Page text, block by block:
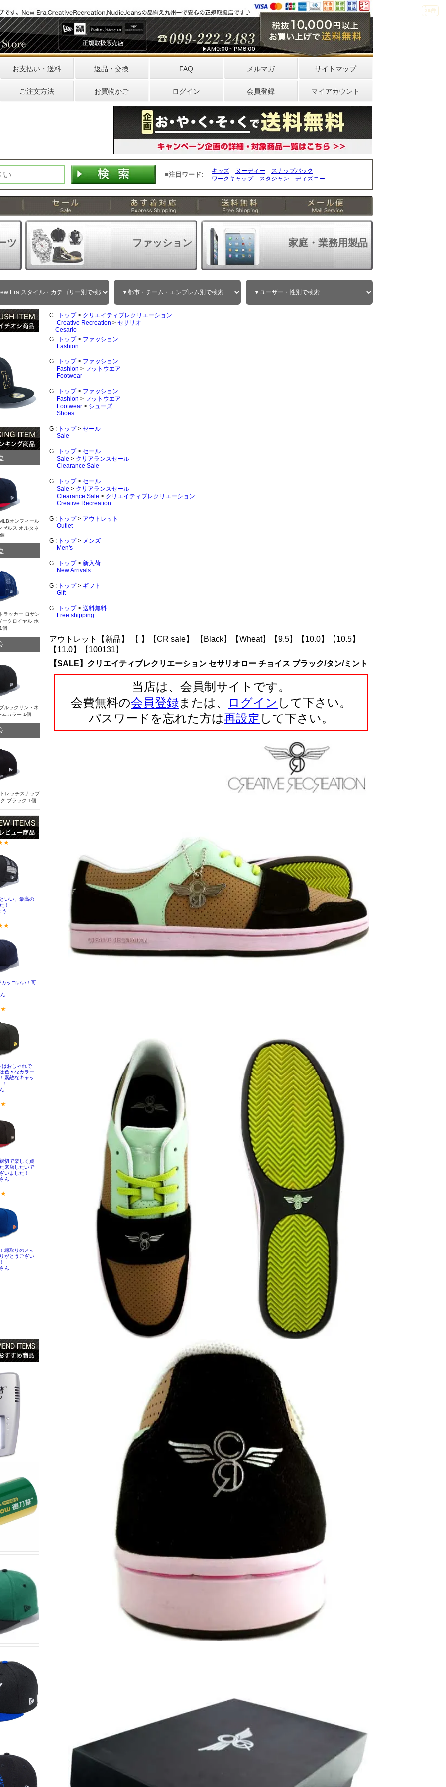
お支払い・送料 返品・交換 FAQ メルマガ サイトマップ
ご注文方法 お買物かご ログイン 会員登録 マイアカウント
■注目ワード: キッズ ヌーディー
スナップバック
ワークキャップ
スタジャン ディズニー
ツ ファッション 家庭・業務用製品
オンフィール
ゼルス オルタネ
ラッカー ロサン
ークロイヤル ホ
個
ルックリン・ネ
ムカラー 1個
レッチスナップ
ブラック 1個
C : トップ> クリエイティブレクリエーション
Creative Recreation > セサリオ
Cesario
G : トップ> ファッション
Fashion
G : トップ> ファッション
Fashion > フットウエア
Footwear
G : トップ> ファッション
Fashion > フットウエア
Footwear > シューズ
Shoes
G : トップ> セール
Sale
G : トップ> セール
Sale > クリアランスセール
Clearance Sale
G : トップ> セール
Sale > クリアランスセール
Clearance Sale > クリエイティブレクリエーション
Creative Recreation
G : トップ> アウトレット
Outlet
G : トップ> メンズ
Men's
G : トップ> 新入荷
New Arrivals
G : トップ> ギフト
Gift
G : トップ> 送料無料
Free shipping
アウトレット【新品】 【 】 【CR sale】 【Black】 【Wheat】 【9.5】 【10.0】
【10.5】
【11.0】
【100131】
【SALE】クリエイティブレクリエーション セサリオロー チョイス ブラック/タン/ミント
当店は、会員制サイトです。
会費無料の会員登録または、 ログイン して下さい。
パスワードを忘れた方は再設定 して下さい。
33件
4件
0件